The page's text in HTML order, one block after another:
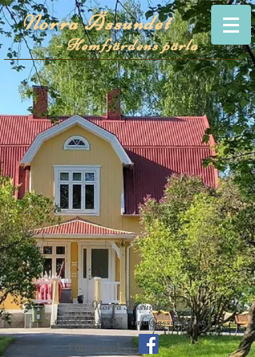
Norra Ässundet
- Hemfjärdens pärla
Norra Ässundet
019-767 65 62
info@assundet.se
Följ oss på ...